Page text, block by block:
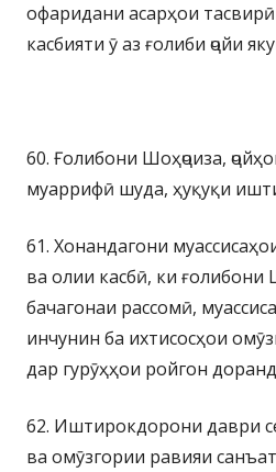
офаридани асарҳои
касбияти ӯ аз ғолиби ҷойи
60. Ғолибони Шоҳҷоиза,
муаррифӣ шуда, ҳуқуқи
61. Хонандагони
ва олии касбӣ, ки
бачагонаи рассомӣ,
инчунин ба ихтисосҳои
дар гурӯҳҳои ройгон
62. Иштирокдорони даври
ва омӯзгории равияи